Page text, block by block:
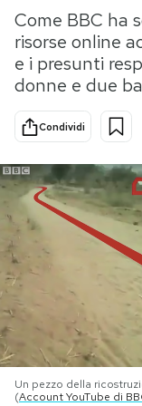
Tecnologia
Internet
Scienza
Cultura
Economia
PODCAST
NEWSLETTER
I MIEI PREFERITI
Come BBC ha
risorse online
e i presunti
donne e due
Condividi
Un pezzo della
(Account YouTube di